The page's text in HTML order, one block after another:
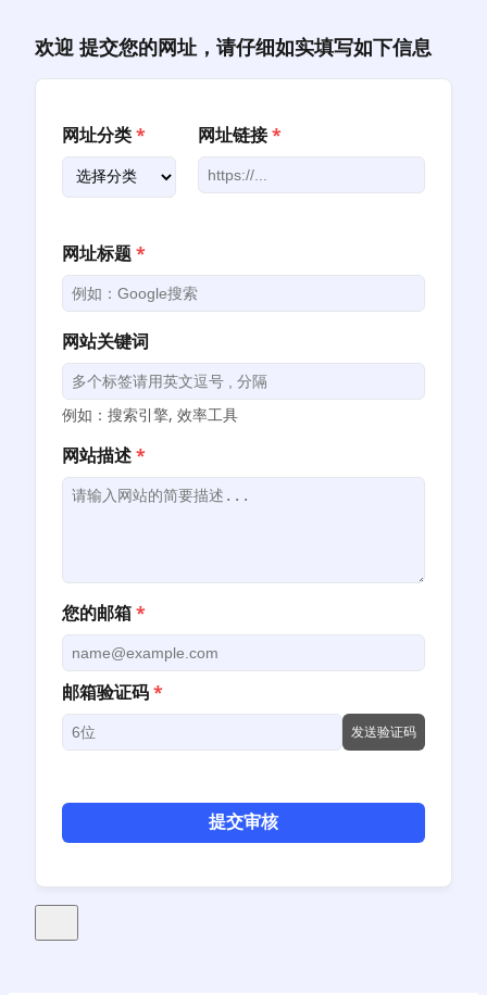
欢迎 提交您的网址，请仔细如实填写如下信息
网址分类* 网址链接*
网址标题*
网站关键词
例如：搜索引擎, 效率工具
网站描述*
您的邮箱*
邮箱验证码*
发送验证码
提交审核